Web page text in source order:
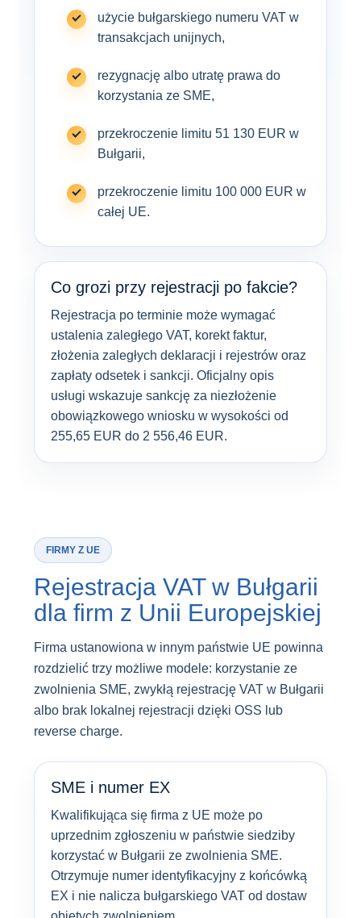
użycie bułgarskiego numeru VAT w
transakcjach unijnych,
rezygnację albo utratę prawa do
korzystania ze SME,
przekroczenie limitu 51 130 EUR w
Bułgarii,
przekroczenie limitu 100 000 EUR w
całej UE.
Co grozi przy rejestracji po fakcie?
Rejestracja po terminie może wymagać
ustalenia zaległego VAT, korekt faktur,
złożenia zaległych deklaracji i rejestrów oraz
zapłaty odsetek i sankcji. Oficjalny opis
usługi wskazuje sankcję za niezłożenie
obowiązkowego wniosku w wysokości od
255,65 EUR do 2 556,46 EUR.
FIRMY Z UE
Rejestracja VAT w Bułgarii
dla firm z Unii Europejskiej
Firma ustanowiona w innym państwie UE powinna
rozdzielić trzy możliwe modele: korzystanie ze
zwolnienia SME, zwykłą rejestrację VAT w Bułgarii
albo brak lokalnej rejestracji dzięki OSS lub
reverse charge.
SME i numer EX
Kwalifikująca się firma z UE może po
uprzednim zgłoszeniu w państwie siedziby
korzystać w Bułgarii ze zwolnienia SME.
Otrzymuje numer identyfikacyjny z końcówką
EX i nie nalicza bułgarskiego VAT od dostaw